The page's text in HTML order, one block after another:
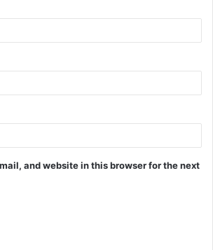
and website in this browser for the next